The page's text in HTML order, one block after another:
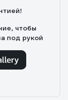
чтобы
под рукой